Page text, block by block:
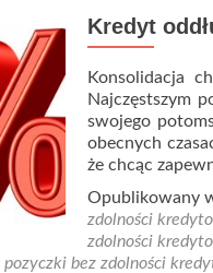
Kredyt
Konsolidacja
Najczęstszym
swojego
obecnych
że chcąc
Opublikowany
zdolności
zdolności
pozyczki bez zdolności